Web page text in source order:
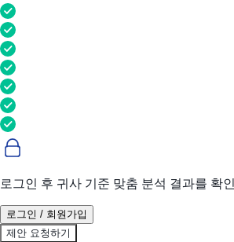
로그인 후 귀사 기준 맞춤 분석 결과를 확
로그인 / 회원가입
제안 요청하기